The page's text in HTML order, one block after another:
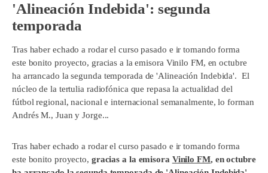
'Alineación Indebida': segunda
temporada
Tras haber echado a rodar el curso pasado e ir tomando forma
este bonito proyecto, gracias a la emisora Vinilo FM, en octubre
ha arrancado la segunda temporada de 'Alineación Indebida'. El
núcleo de la tertulia radiofónica que repasa la actualidad del
fútbol regional, nacional e internacional semanalmente, lo forman
Andrés M., Juan y Jorge...
Tras haber echado a rodar el curso pasado e ir tomando forma
este bonito proyecto, gracias a la emisora Vinilo FM, en octubre